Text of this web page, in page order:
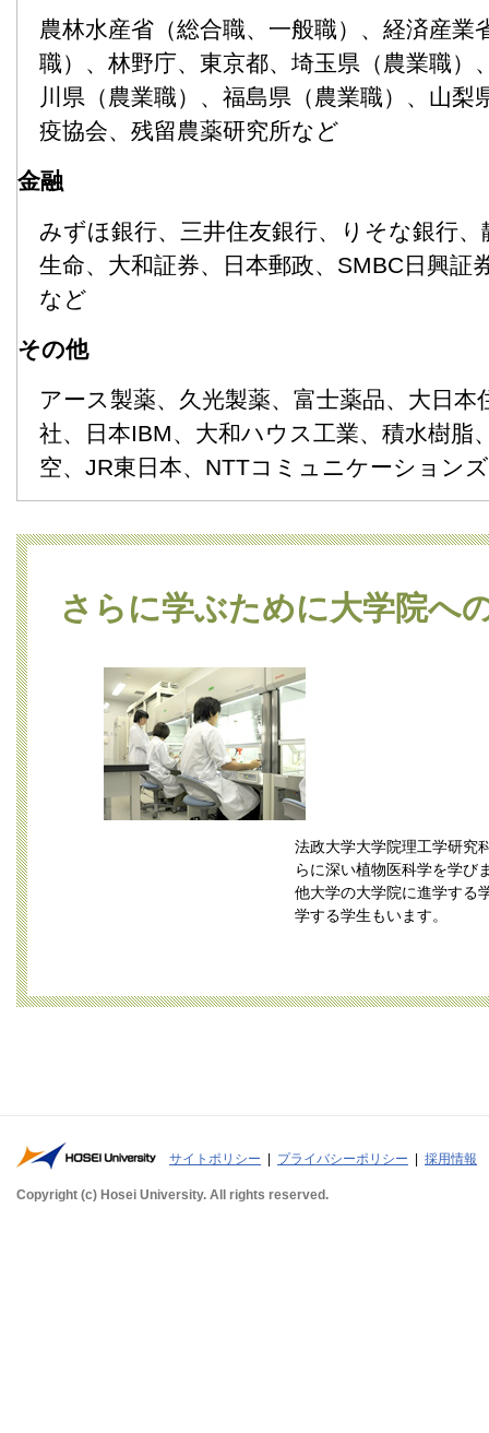
農林水産省（総合職、一般職）、経済産業
職）、林野庁、東京都、埼玉県（農業職）
川県（農業職）、福島県（農業職）、山梨
疫協会、残留農薬研究所など
金融
みずほ銀行、三井住友銀行、りそな銀行
生命、大和証券、日本郵政、SMBC日興証
など
その他
アース製薬、久光製薬、富士薬品、大日本
社、日本IBM、大和ハウス工業、積水樹脂
空、JR東日本、NTTコミュニケーション
さらに学ぶために大学院へ
法政大学大学院理工学研究
らに深い植物医科学を学び
他大学の大学院に進学する
学する学生もいます。
サイトポリシー プライバシーポリシー 採用情報
Copyright (c) Hosei University. All rights reserved.